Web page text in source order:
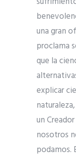
una gran
proclama
que la
explicar
un
nosotros
podamos.